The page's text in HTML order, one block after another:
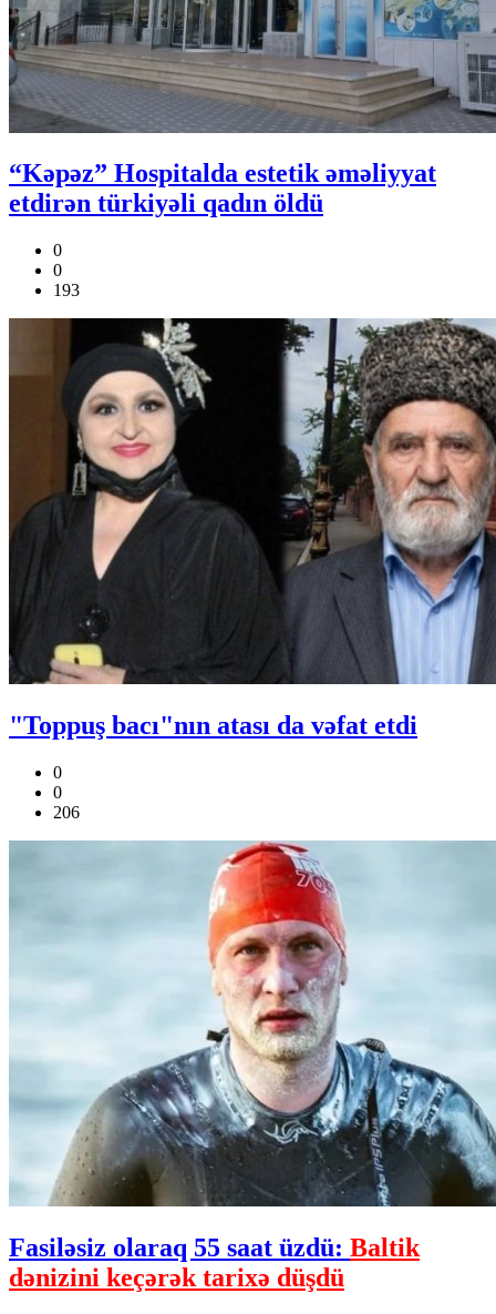
“Kəpəz” Hospitalda estetik əməliyyat
etdirən türkiyəli qadın öldü
0
0
193
"Toppuş bacı"nın atası da vəfat etdi
0
0
206
Fasiləsiz olaraq 55 saat üzdü: Baltik
dənizini keçərək tarixə düşdü